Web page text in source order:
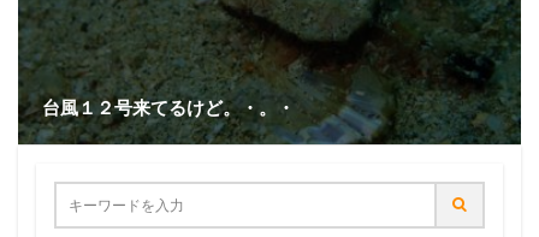
台風１２号来てるけど。・。・